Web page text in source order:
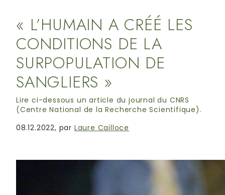
« L’HUMAIN A CRÉÉ LES
CONDITIONS DE LA
SURPOPULATION DE
SANGLIERS »
Lire ci-dessous un article du journal du CNRS
(Centre National de la Recherche Scientifique).
08.12.2022, par Laure Cailloce